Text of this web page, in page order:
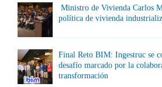
Ministro de Vivienda Carlos
política de vivienda
Final Reto BIM: Ingestruc se
desafío marcado por la
transformación